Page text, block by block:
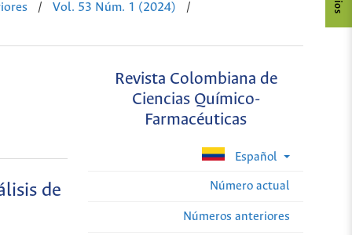
/ Vol. 53 Núm. 1 (2024)
/
Revista Colombiana de
Ciencias Químico-
Farmacéuticas
Español
Número actual
Números anteriores
de